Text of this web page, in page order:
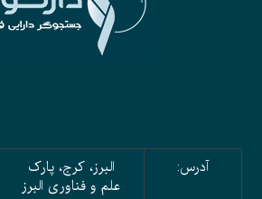
آدرس:
البرز، کرج، پارک
علم و فناوری البرز